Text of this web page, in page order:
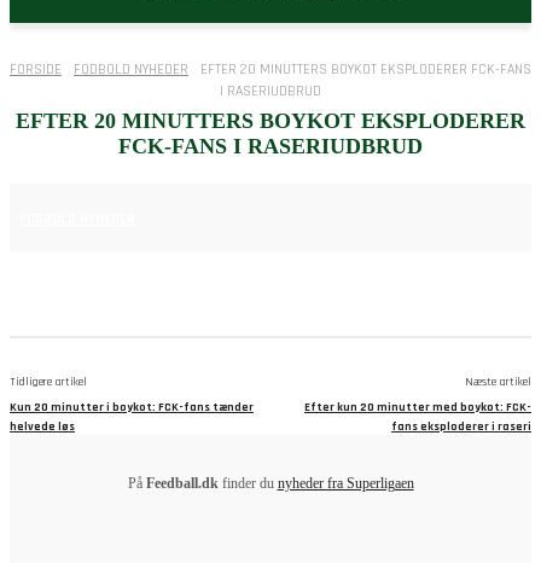
FORSIDE FODBOLD NYHEDER
EFTER 20 MINUTTERS BOYKOT EKSPLODERER FCK-FANS
I RASERIUDBRUD
EFTER 20 MINUTTERS BOYKOT EKSPLODERER
FCK-FANS I RASERIUDBRUD
Tidligere artikel
Kun 20 minutter i boykot: FCK-fans tænder
helvede løs
Næste artikel
Efter kun 20 minutter med boykot: FCK-
fans eksploderer i raseri
På Feedball.dkfinder du nyheder fra Superligaen